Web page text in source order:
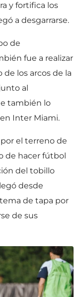
y fortifica los
a desgarrarse.
de
fue a realizar
los arcos de la
al
también lo
Inter Miami.
el terreno de
de hacer fútbol
del tobillo
desde
de tapa por
de sus